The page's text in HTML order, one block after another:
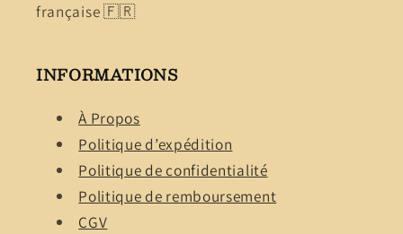
française 🇫🇷
INFORMATIONS
À Propos
Politique d’expédition
Politique de confidentialité
Politique de remboursement
CGV